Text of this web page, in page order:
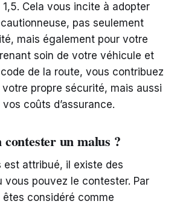
Cela vous incite à adopter
pas seulement
mais également pour votre
soin de votre véhicule et
de la route, vous contribuez
propre sécurité, mais aussi
coûts d’assurance.
un malus ?
est attribué, il existe des
vous pouvez le contester. Par
considéré comme